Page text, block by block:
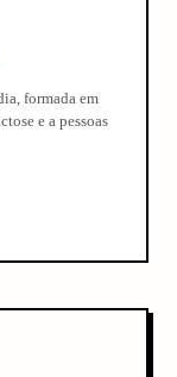
formada em
e a pessoas